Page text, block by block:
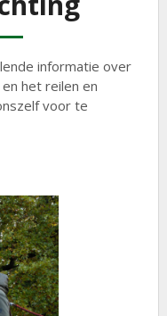
informatie over
het reilen en
voor te